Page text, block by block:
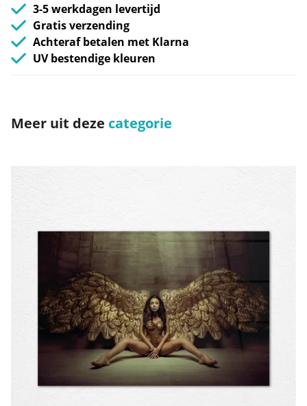
3-5 werkdagen levertijd
Gratis verzending
Achteraf betalen met Klarna
UV bestendige kleuren
Meer uit deze categorie